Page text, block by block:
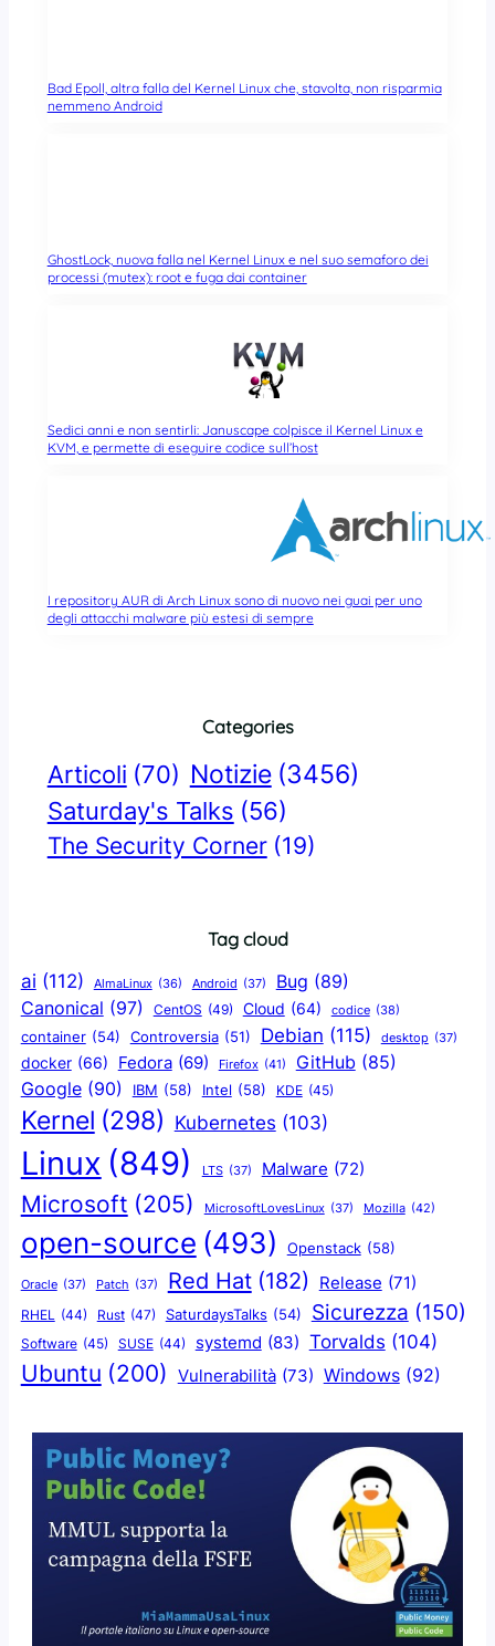
Bad Epoll, altra falla del Kernel Linux che, stavolta, non risparmia
nemmeno Android
GhostLock, nuova falla nel Kernel Linux e nel suo semaforo dei
processi (mutex): root e fuga dai container
Sedici anni e non sentirli: Januscape colpisce il Kernel Linux e
KVM, e permette di eseguire codice sull’host
I repository AUR di Arch Linux sono di nuovo nei guai per uno
degli attacchi malware più estesi di sempre
Categories
Articoli (70) Notizie (3456)
Saturday's Talks (56)
The Security Corner (19)
Tag cloud
ai (112) AlmaLinux (36) Android (37) Bug (89)
Canonical (97) CentOS (49) Cloud (64) codice (38)
container (54) Controversia (51) Debian (115) desktop (37)
docker (66) Fedora (69) Firefox (41) GitHub (85)
Google (90) IBM (58) Intel (58) KDE (45)
Kernel (298) Kubernetes (103)
Linux (849) LTS (37) Malware (72)
Microsoft (205) MicrosoftLovesLinux (37) Mozilla (42)
open-source (493) Openstack (58)
Oracle (37) Patch (37) Red Hat (182) Release (71)
RHEL (44) Rust (47) SaturdaysTalks (54) Sicurezza (150)
Software (45) SUSE (44) systemd (83) Torvalds (104)
Ubuntu (200) Vulnerabilità (73) Windows (92)